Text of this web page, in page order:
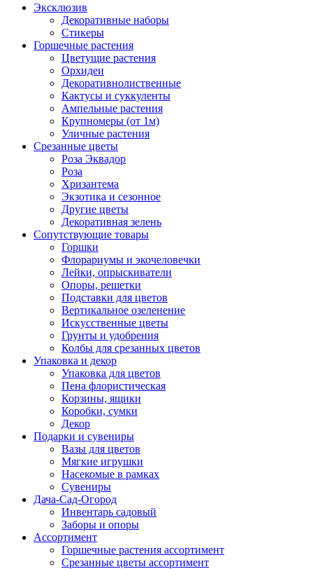
Эксклюзив
Декоративные наборы
Стикеры
Горшечные растения
Цветущие растения
Орхидеи
Декоративнолиственные
Кактусы и суккуленты
Ампельные растения
Крупномеры (от 1м)
Уличные растения
Срезанные цветы
Роза Эквадор
Роза
Хризантема
Экзотика и сезонное
Другие цветы
Декоративная зелень
Сопутствующие товары
Горшки
Флорариумы и экочеловечки
Лейки, опрыскиватели
Опоры, решетки
Подставки для цветов
Вертикальное озеленение
Искусственные цветы
Грунты и удобрения
Колбы для срезанных цветов
Упаковка и декор
Упаковка для цветов
Пена флористическая
Корзины, ящики
Коробки, сумки
Декор
Подарки и сувениры
Вазы для цветов
Мягкие игрушки
Насекомые в рамках
Сувениры
Дача-Сад-Огород
Инвентарь садовый
Заборы и опоры
Ассортимент
Горшечные растения ассортимент
Срезанные цветы ассортимент